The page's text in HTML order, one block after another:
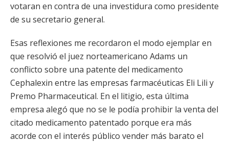
votaran en contra de una investidura como presidente
de su secretario general.
Esas reflexiones me recordaron el modo ejemplar en
que resolvió el juez norteamericano Adams un
conflicto sobre una patente del medicamento
Cephalexin entre las empresas farmacéuticas Eli Lili y
Premo Pharmaceutical. En el litigio, esta última
empresa alegó que no se le podía prohibir la venta del
citado medicamento patentado porque era más
acorde con el interés público vender más barato el